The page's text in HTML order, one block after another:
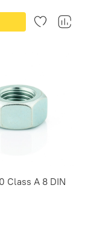
Class A 8 DIN